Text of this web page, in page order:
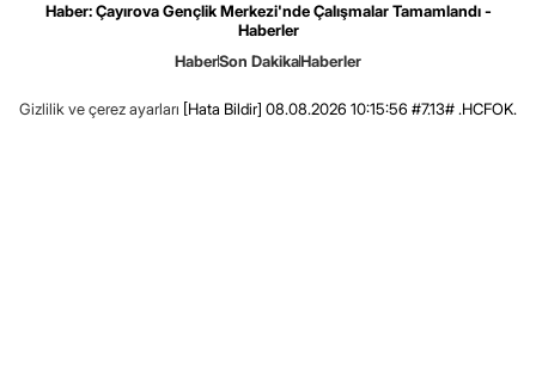
Haber: Çayırova Gençlik Merkezi'nde Çalışmalar Tamamlandı -
Haberler
HaberSon DakikaHaberler
Gizlilik ve çerez ayarları [Hata Bildir] 08.08.2026 10:15:56 #7.13# .HCFOK.